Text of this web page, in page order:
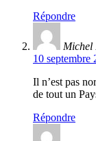
Répondre
Michel
10 septembre
Il n’est pas
de tout un
Répondre